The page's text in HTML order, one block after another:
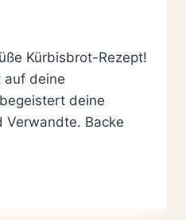
Kürbisbrot-Rezept!
auf deine
deine
Verwandte. Backe